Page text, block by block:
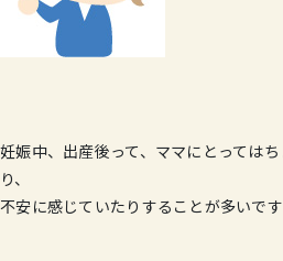
妊娠中、出産後って、ママにとっては
り、
不安に感じていたりすることが多いです